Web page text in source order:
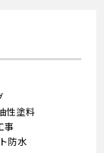
性塗料
事
防水